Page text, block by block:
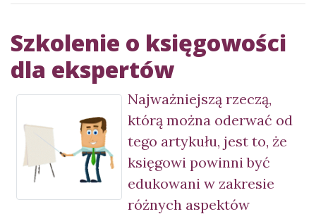
Szkolenie o księgowości
dla ekspertów
Najważniejszą rzeczą,
którą można oderwać od
tego artykułu, jest to, że
księgowi powinni być
edukowani w zakresie
różnych aspektów